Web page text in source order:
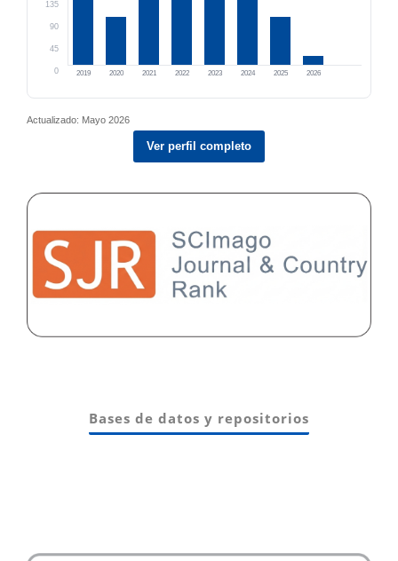
135
90
45
0 2019 2020 2021 2022 2023 2024 2025 2026
Actualizado: Mayo 2026
Ver perfil completo
Bases de datos y repositorios